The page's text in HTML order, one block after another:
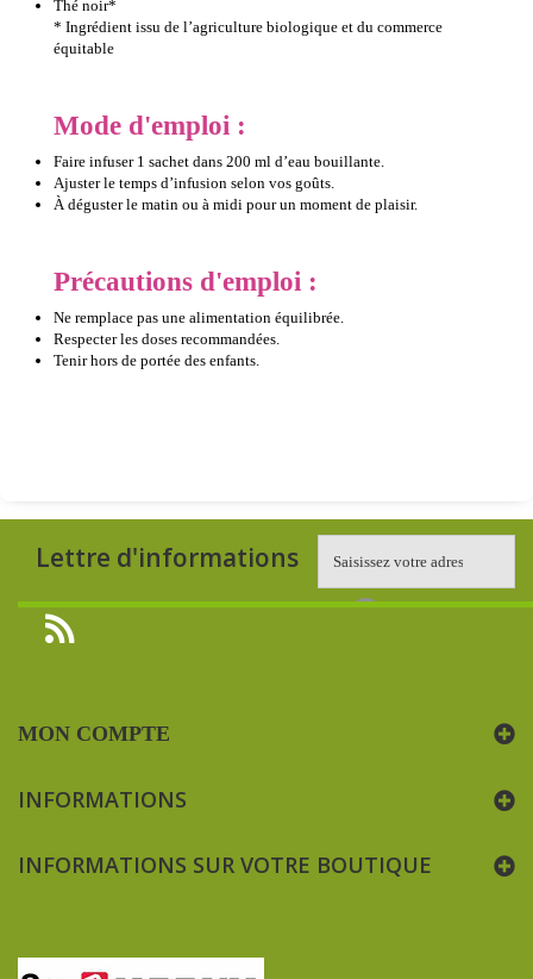
Thé noir*
* Ingrédient issu de l’agriculture biologique et du commerce
équitable
Mode d'emploi :
Faire infuser 1 sachet dans 200 ml d’eau bouillante.
Ajuster le temps d’infusion selon vos goûts.
À déguster le matin ou à midi pour un moment de plaisir.
Précautions d'emploi :
Ne remplace pas une alimentation équilibrée.
Respecter les doses recommandées.
Tenir hors de portée des enfants.
Lettre d'informations
MON COMPTE
INFORMATIONS
INFORMATIONS SUR VOTRE BOUTIQUE